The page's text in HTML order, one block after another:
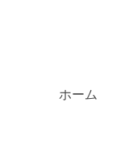
ホーム